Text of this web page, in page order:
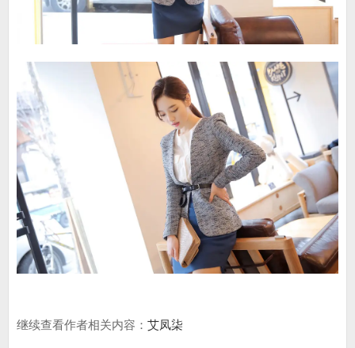
继续查看作者相关内容： 艾凤柒